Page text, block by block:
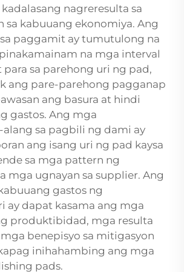
nagreresulta sa
sa kabuuang ekonomiya. Ang
paggamit ay tumutulong na
na mga interval
sa parehong uri ng pad,
ang pare-parehong pagganap
ang basura at hindi
gastos. Ang mga
alang sa pagbili ng dami ay
ang isang uri ng pad kaysa
sa mga pattern ng
mga ugnayan sa supplier. Ang
gastos ng
ay dapat kasama ang mga
produktibidad, mga resulta
benepisyo sa mitigasyon
inihahambing ang mga
pads.